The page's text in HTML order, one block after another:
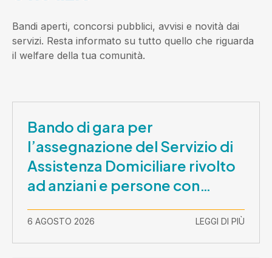
Bandi aperti, concorsi pubblici, avvisi e novità dai
servizi. Resta informato su tutto quello che riguarda
il welfare della tua comunità.
Bando di gara per
l’assegnazione del Servizio di
Assistenza Domiciliare rivolto
ad anziani e persone con
2026-30 settembre 2029
6 AGOSTO 2026 LEGGI DI PIÙ